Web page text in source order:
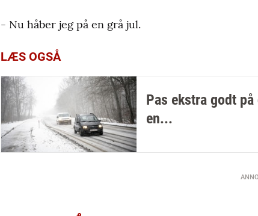
- Nu håber jeg på en grå jul.
LÆS OGSÅ
Pas ekstra godt
en...